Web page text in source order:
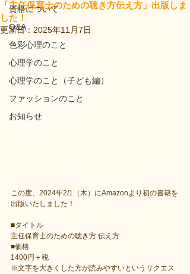
資格について
Q&A
色彩心理のこと
心理学のこと
心理学のこと（子ども編）
ファッションのこと
お知らせ
「主任保育士のための聴き方伝え方」出版しま
した！
更新日： 2025年11月7日
この度、2024年2/1（木）にAmazonより初の書籍を
出版いたしました！
■タイトル
主任保育士のための聴き方 伝え方
■価格
1400円＋税
※文字を大きくした方が読みやすいというリクエス